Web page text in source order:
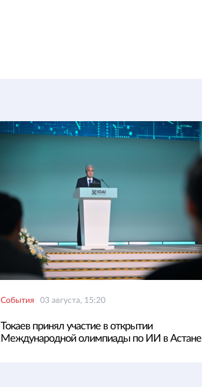
События 03 августа, 15:20
Токаев принял участие в открытии
Международной олимпиады по ИИ в Астане